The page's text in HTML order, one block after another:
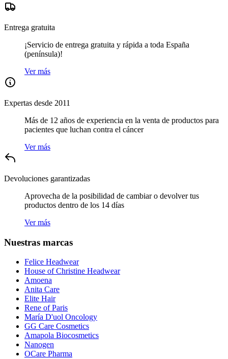
Entrega gratuita
¡Servicio de entrega gratuita y rápida a toda España
(península)!
Ver más
Expertas desde 2011
Más de 12 años de experiencia en la venta de productos para
pacientes que luchan contra el cáncer
Ver más
Devoluciones garantizadas
Aprovecha de la posibilidad de cambiar o devolver tus
productos dentro de los 14 días
Ver más
Nuestras marcas
Felice Headwear
House of Christine Headwear
Amoena
Anita Care
Elite Hair
Rene of Paris
María D'uol Oncology
GG Care Cosmetics
Amapola Biocosmetics
Nanogen
OCare Pharma